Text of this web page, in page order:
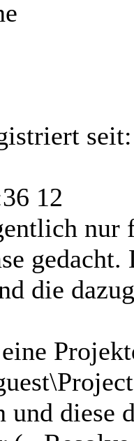
12
nur
die
und diese